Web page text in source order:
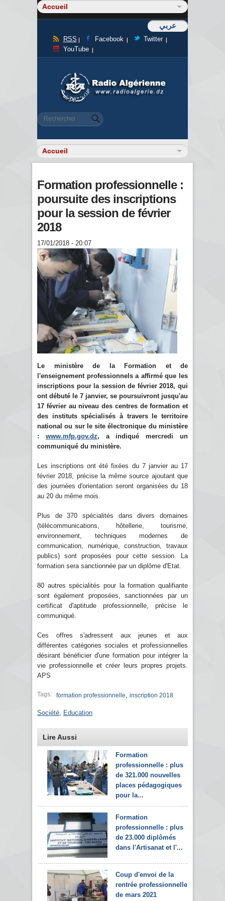
عربي
RSS Facebook
Twitter
YouTube
Formulaire de recherche
Rechercher
Formation professionnelle :
poursuite des inscriptions
pour la session de février
2018
17/01/2018 - 20:07
Le ministère de la Formation et de
l'enseignement professionnels a affirmé que les
inscriptions pour la session de février 2018, qui
ont débuté le 7 janvier, se poursuivront jusqu'au
17 février au niveau des centres de formation et
des instituts spécialisés à travers le territoire
national ou sur le site électronique du ministère
: www.mfp.gov.dz, a indiqué mercredi un
communiqué du ministère.
Les inscriptions ont été fixées du 7 janvier au 17
février 2018, précise la même source ajoutant que
des journées d'orientation seront organisées du 18
au 20 du même mois.
Plus de 370 spécialités dans divers domaines
(télécommunications, hôtellerie, tourisme,
environnement, techniques modernes de
communication, numérique, construction, travaux
publics) sont proposées pour cette session. La
formation sera sanctionnée par un diplôme d'Etat.
80 autres spécialités pour la formation qualifiante
sont également proposées, sanctionnées par un
certificat d'aptitude professionnelle, précise le
communiqué.
Ces offres s'adressent aux jeunes et aux
différentes catégories sociales et professionnelles
désirant bénéficier d'une formation pour intégrer la
vie professionnelle et créer leurs propres projets.
APS
Tags: formation professionnelle inscription 2018
Société Education
Lire Aussi
Formation
professionnelle : plus
de 321.000 nouvelles
places pédagogiques
pour la...
Formation
professionnelle : plus
de 23.000 diplômés
dans l'Artisanat et l'...
Coup d'envoi de la
rentrée professionnelle
de mars 2021